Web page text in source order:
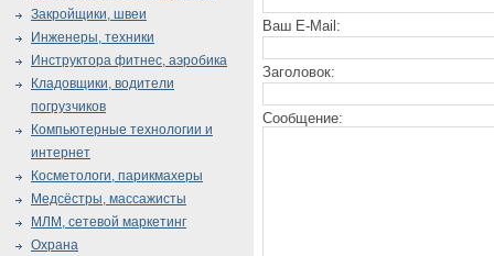
Ваш E-Mail:
Заголовок:
Сообщение:
Закройщики, швеи
Инженеры, техники
Инструктора фитнес, аэробика
Кладовщики, водители
погрузчиков
Компьютерные технологии и
интернет
Косметологи, парикмахеры
Медсёстры, массажисты
МЛМ, сетевой маркетинг
Охрана